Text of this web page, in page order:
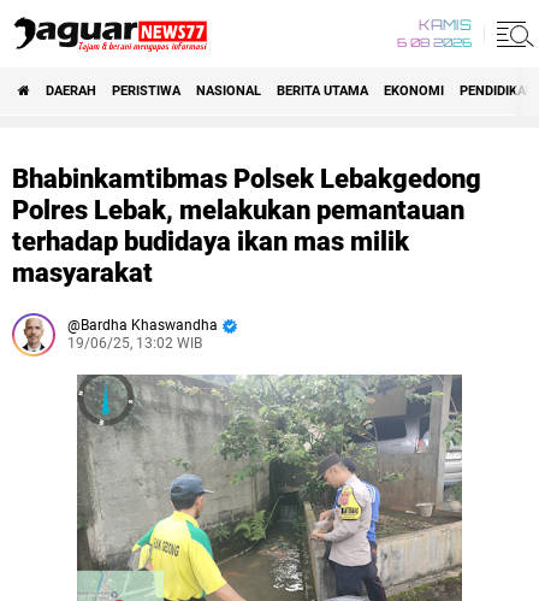
KAMIS
6 08 2026
DAERAH PERISTIWA NASIONAL BERITA UTAMA EKONOMI PENDIDIKAN
Bhabinkamtibmas Polsek Lebakgedong
Polres Lebak, melakukan pemantauan
terhadap budidaya ikan mas milik
masyarakat
Bardha Khaswandha
19/06/25, 13:02 WIB